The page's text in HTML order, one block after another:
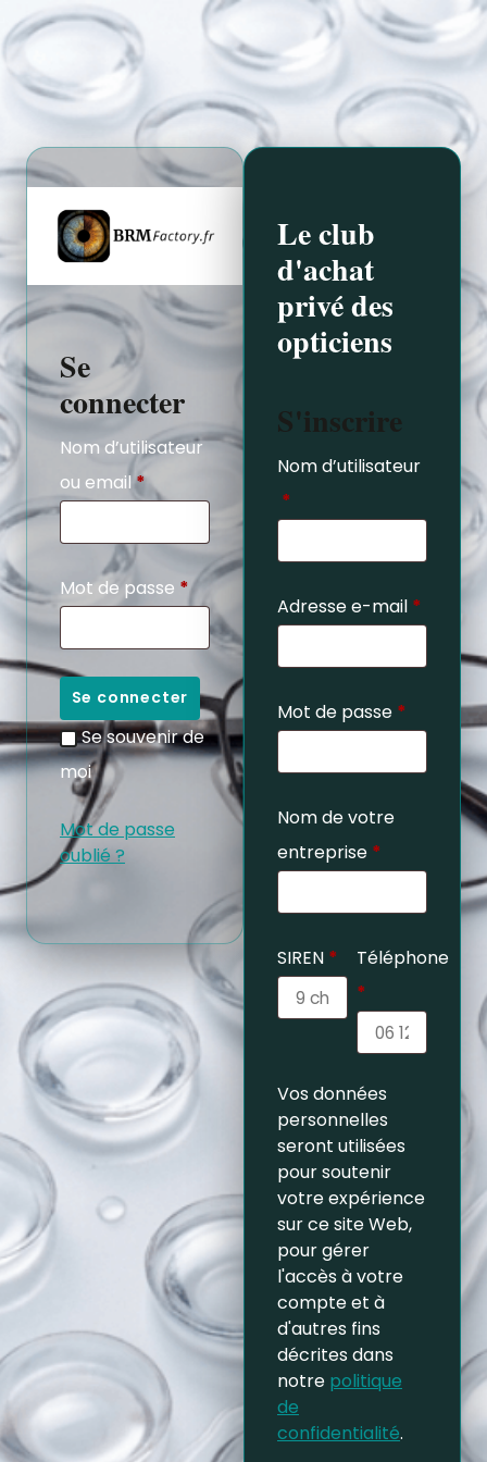
Se
connecter
Nom d’utilisateur
ou email*
Mot de passe *
Se connecter
Se souvenir de
moi
Mot de passe
oublié ?
Le club
d'achat
privé des
opticiens
S'inscrire
Nom d’utilisateur
*
Adresse e-mail *
Mot de passe *
Nom de votre
entreprise *
SIREN *
Téléphone
*
Vos données
personnelles
seront utilisées
pour soutenir
votre expérience
sur ce site Web,
pour gérer
l'accès à votre
compte et à
d'autres fins
décrites dans
notre politique
de
confidentialité.